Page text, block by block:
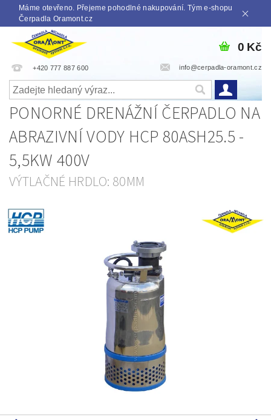
Máme otevřeno. Přejeme pohodlné nakupování. Tým e-shopu
Čerpadla Oramont.cz
+420 777 887 600 info@cerpadla-oramont.cz
0 Kč
PONORNÉ DRENÁŽNÍ ČERPADLO NA
ABRAZIVNÍ VODY HCP 80ASH25.5 -
5,5KW 400V
VÝTLAČNÉ HRDLO: 80MM